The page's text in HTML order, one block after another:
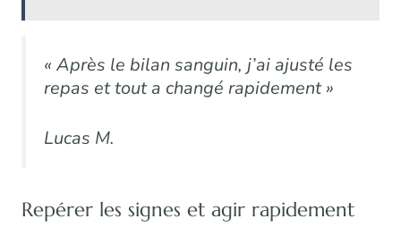
« Après le bilan sanguin, j’ai ajusté les
repas et tout a changé rapidement »
Lucas M.
Repérer les signes et agir rapidement